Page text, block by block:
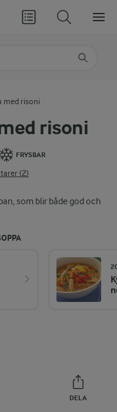
risoni
FRYSBAR
(2)
som blir både god och
DELA
med risoni